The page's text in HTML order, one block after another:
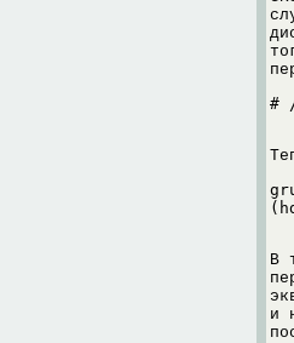
#
В
и